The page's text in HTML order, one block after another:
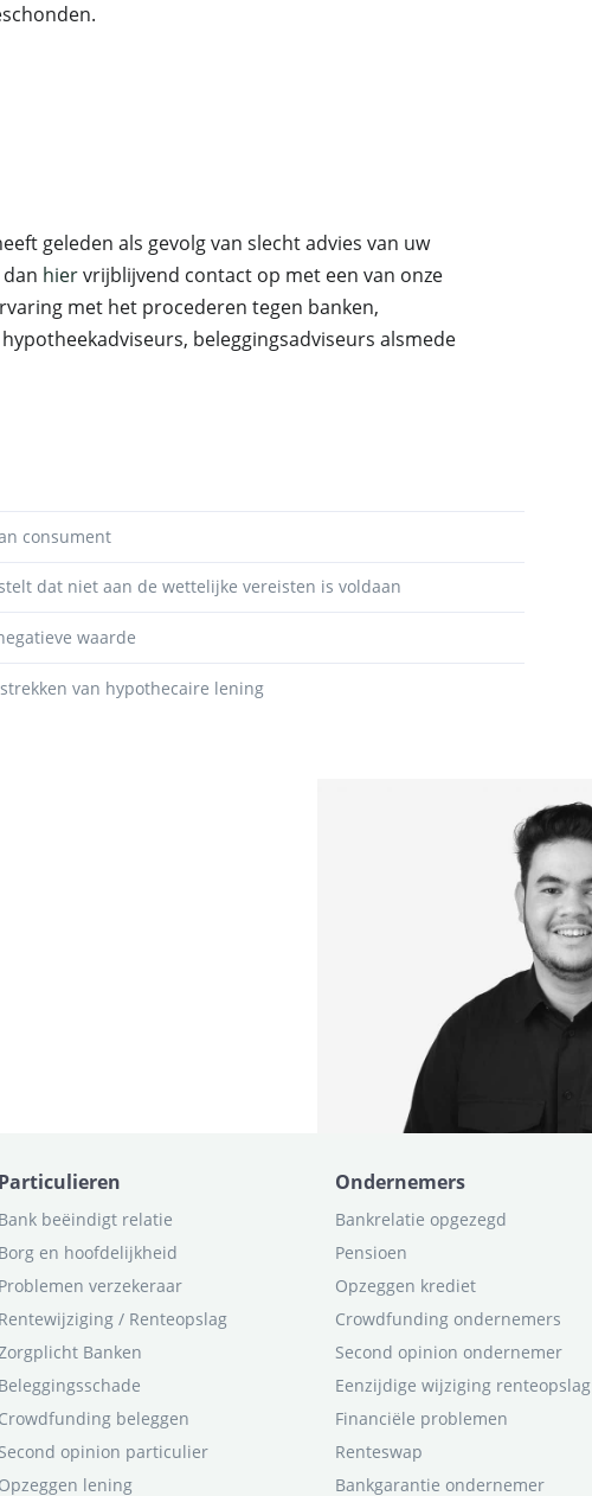
geleden als gevolg van slecht advies van uw
hiervrijblijvend contact op met een van onze
met het procederen tegen banken,
beleggingsadviseurs alsmede
consument
dat niet aan de wettelijke vereisten is voldaan
waarde
van hypothecaire lening
Particulieren
Bank beëindigt relatie
Borg en hoofdelijkheid
Problemen verzekeraar
Rentewijziging / Renteopslag
Banken
Beleggingsschade
Crowdfunding beleggen
Second opinion particulier
Opzeggen lening
Ondernemers
Bankrelatie opgezegd
Pensioen
Opzeggen krediet
Crowdfunding ondernemers
Second opinion ondernemer
Eenzijdige wijziging renteopslag
Financiële problemen
Renteswap
Bankgarantie ondernemer